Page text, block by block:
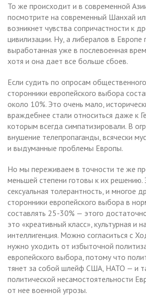
То же происходит и в современной
посмотрите на современный Шанхай
возникнет чувства сопричастности к
цивилизации. Ну, а либералов в Европе
выработанная уже в послевоенная
хотя и она дает все больше сбоев.
Если судить по опросам
сторонники европейского выбора
около 10%. Это очень мало,
враждебнее стали относиться даже к
которым всегда симпатизировали. В
внушение телепропаганды, всячески
и выдуманные проблемы Европы.
Но мы переживаем в точности те же
меньшей степени готовы к их решению.
сексуальная толерантность, и многое
сторонники европейского выбора в
составлять 25-30% — этого
это «креативный класс», культурная и
интеллигенция. Можно согласиться с
нужно уходить от избыточной
европейского выбора, потому что
тянет за собой шлейф США, НАТО — и
политической несамостоятельности
от нее военной угрозы.